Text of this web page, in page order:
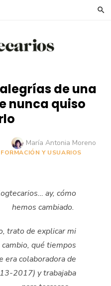
de una
nunca quiso
Autor
María Antonia Moreno
Y USUARIOS
ay, cómo
hemos cambiado.
trato de explicar mi
qué tiempos
era colaboradora de
2017) y trabajaba